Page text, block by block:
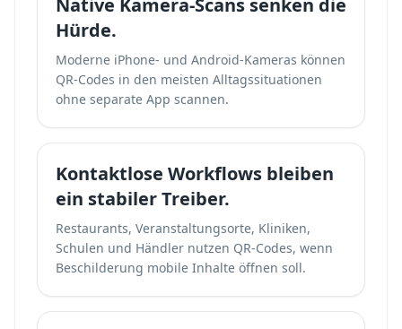
Native Kamera-Scans senken die
Hürde.
Moderne iPhone- und Android-Kameras können
QR-Codes in den meisten Alltagssituationen
ohne separate App scannen.
Kontaktlose Workflows bleiben
ein stabiler Treiber.
Restaurants, Veranstaltungsorte, Kliniken,
Schulen und Händler nutzen QR-Codes, wenn
Beschilderung mobile Inhalte öffnen soll.